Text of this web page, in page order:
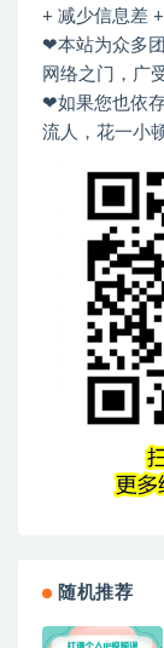
+ 减少信息差
❤本站为众多
网络之门，广
❤如果您也依
流人，花一小
随机推荐